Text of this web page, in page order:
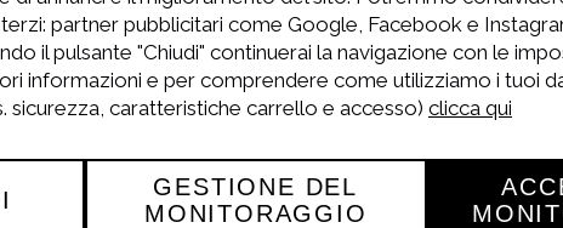
partner pubblicitari come Google, Facebook e
il pulsante "Chiudi" continuerai la navigazione con le
informazioni e per comprendere come utilizziamo i tuoi
sicurezza, caratteristiche carrello e accesso) clicca qui
GESTIONE DEL
MONITORAGGIO